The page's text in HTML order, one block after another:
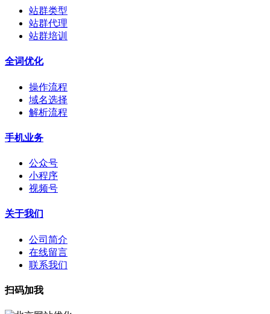
站群类型
站群代理
站群培训
全词优化
操作流程
域名选择
解析流程
手机业务
公众号
小程序
视频号
关于我们
公司简介
在线留言
联系我们
扫码加我